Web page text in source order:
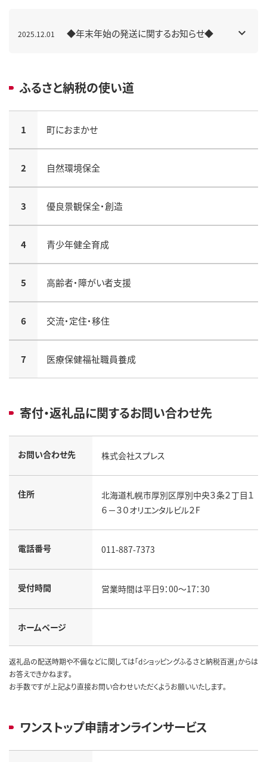
2025.12.01 ◆年末年始の発送に関するお知らせ◆
ふるさと納税の使い道
1 町におまかせ
2 自然環境保全
3 優良景観保全・創造
4 青少年健全育成
5 高齢者・障がい者支援
6 交流・定住・移住
7 医療保健福祉職員養成
寄付・返礼品に関するお問い合わせ先
お問い合わせ先 株式会社スプレス
住所
北海道札幌市厚別区厚別中央３条２丁目１
６－３０オリエンタルビル２F
電話番号 011-887-7373
受付時間 営業時間は平日9：00～17：30
ホームページ
返礼品の配送時期や不備などに関しては「dショッピングふるさと納税百選」からは
お答えできかねます。
お手数ですが上記より直接お問い合わせいただくようお願いいたします。
ワンストップ申請オンラインサービス